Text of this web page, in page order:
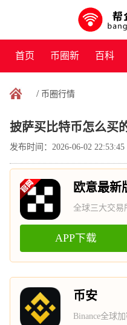
首页 币圈新
闻
百科
/ 币圈行情
披萨买比特币怎么买
发布时间：2026-06-02 22:53:45
欧意最新
全球三大交易
APP下载
币安
Binance全球